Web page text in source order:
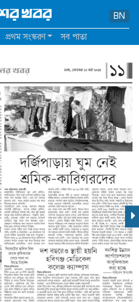
BN
প্রথম সংস্করণ সব পাতা
×